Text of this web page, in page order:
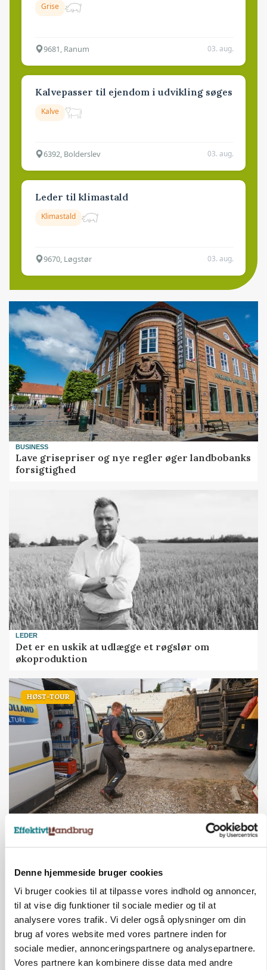
Denne hjemmeside bruger cookies
Vi bruger cookies til at tilpasse vores indhold og annoncer,
til at vise dig funktioner til sociale medier og til at
analysere vores trafik. Vi deler også oplysninger om din
brug af vores website med vores partnere inden for
sociale medier, annonceringspartnere og analysepartnere.
Vores partnere kan kombinere disse data med andre
Grise
9681, Ranum 03. aug.
Kalvepasser til ejendom i udvikling søges
Kalve
6392, Bolderslev 03. aug.
Leder til klimastald
Klimastald
9670, Løgstør 03. aug.
BUSINESS
Lave grisepriser og nye regler øger landbobanks
forsigtighed
LEDER
Det er en uskik at udlægge et røgslør om
økoproduktion
HØST-TOUR
På døgnvagt i høsten
Loading...